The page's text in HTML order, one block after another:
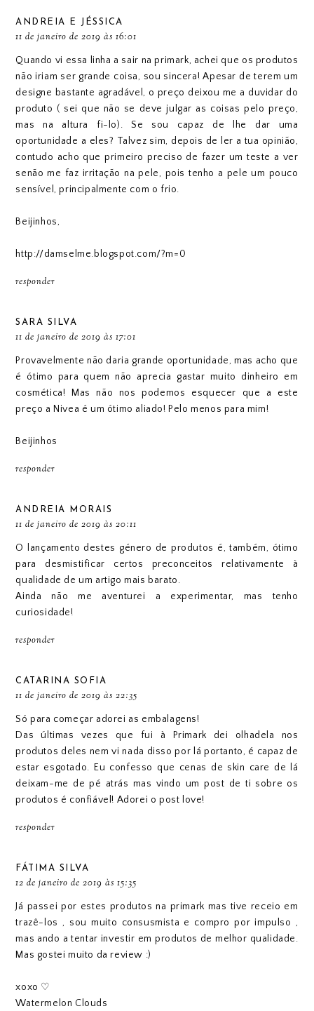
ANDREIA E JÉSSICA
11 de janeiro de 2019 às 16:01
Quando vi essa linha a sair na primark, achei que os produtos
não iriam ser grande coisa, sou sincera! Apesar de terem um
designe bastante agradável, o preço deixou me a duvidar do
produto ( sei que não se deve julgar as coisas pelo preço,
mas na altura fi-lo). Se sou capaz de lhe dar uma
oportunidade a eles? Talvez sim, depois de ler a tua opinião,
contudo acho que primeiro preciso de fazer um teste a ver
senão me faz irritação na pele, pois tenho a pele um pouco
sensível, principalmente com o frio.
Beijinhos,
http://damselme.blogspot.com/?m=0
responder
SARA SILVA
11 de janeiro de 2019 às 17:01
Provavelmente não daria grande oportunidade, mas acho que
é ótimo para quem não aprecia gastar muito dinheiro em
cosmética! Mas não nos podemos esquecer que a este
preço a Nivea é um ótimo aliado! Pelo menos para mim!
Beijinhos
responder
ANDREIA MORAIS
11 de janeiro de 2019 às 20:11
O lançamento destes género de produtos é, também, ótimo
para desmistificar certos preconceitos relativamente à
qualidade de um artigo mais barato.
Ainda não me aventurei a experimentar, mas tenho
curiosidade!
responder
CATARINA SOFIA
11 de janeiro de 2019 às 22:35
Só para começar adorei as embalagens!
Das últimas vezes que fui à Primark dei olhadela nos
produtos deles nem vi nada disso por lá portanto, é capaz de
estar esgotado. Eu confesso que cenas de skin care de lá
deixam-me de pé atrás mas vindo um post de ti sobre os
produtos é confiável! Adorei o post love!
responder
FÁTIMA SILVA
12 de janeiro de 2019 às 15:35
Já passei por estes produtos na primark mas tive receio em
trazê-los , sou muito consusmista e compro por impulso ,
mas ando a tentar investir em produtos de melhor qualidade.
Mas gostei muito da review :)
xoxo ♡
Watermelon Clouds